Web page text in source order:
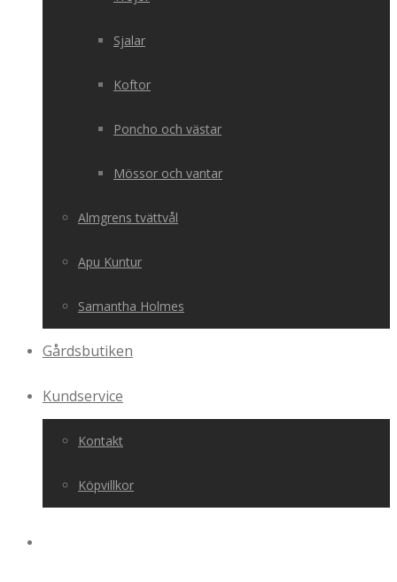
Sjalar
Koftor
Poncho och västar
Mössor och vantar
Almgrens tvättvål
Apu Kuntur
Samantha Holmes
Gårdsbutiken
Kundservice
Kontakt
Köpvillkor